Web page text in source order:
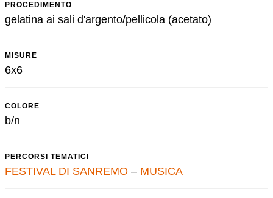
PROCEDIMENTO
gelatina ai sali d'argento/pellicola (acetato)
MISURE
6x6
COLORE
b/n
PERCORSI TEMATICI
FESTIVAL DI SANREMO – MUSICA